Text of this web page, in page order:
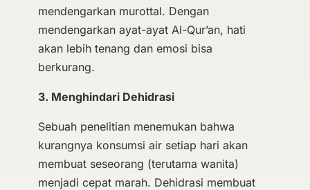
mendengarkan murottal. Dengan
mendengarkan ayat-ayat Al-Qur’an, hati
akan lebih tenang dan emosi bisa
berkurang.
3. Menghindari Dehidrasi
Sebuah penelitian menemukan bahwa
kurangnya konsumsi air setiap hari akan
membuat seseorang (terutama wanita)
menjadi cepat marah. Dehidrasi membuat